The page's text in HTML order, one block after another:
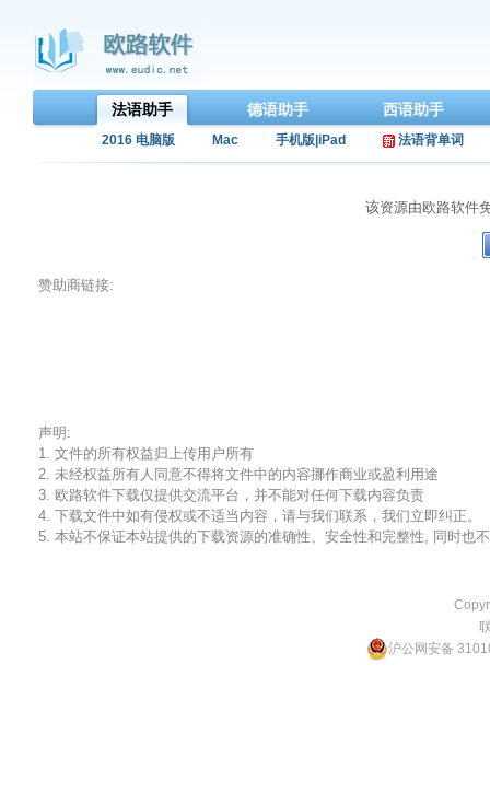
法语助手 德语助手 西语助手
2016 电脑版 Mac 手机版|iPad 法语背单词
该资源由欧路软件
赞助商链接:
声明:
1. 文件的所有权益归上传用户所有
2. 未经权益所有人同意不得将文件中的内容挪作商业或盈利用途
3. 欧路软件下载仅提供交流平台，并不能对任何下载内容负责
4. 下载文件中如有侵权或不适当内容，请与我们联系，我们立即纠正。
5. 本站不保证本站提供的下载资源的准确性、安全性和完整性, 同时也
沪公网安备